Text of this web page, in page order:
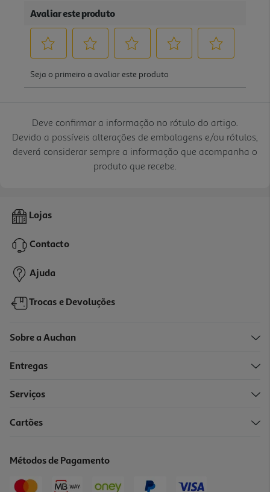
Deve confirmar a informação no rótulo do artigo.
Devido a possíveis alterações de embalagens e/ou rótulos,
deverá considerar sempre a informação que acompanha o
produto que recebe.
Lojas
Contacto
Ajuda
Trocas e Devoluções
Sobre a Auchan
Entregas
Serviços
Cartões
Métodos de Pagamento